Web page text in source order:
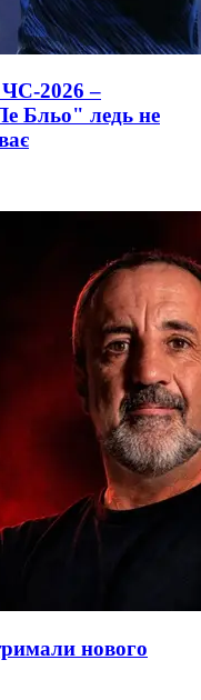
ЧС-2026 –
Бльо" ледь не
нового